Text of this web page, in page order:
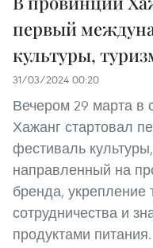
первый
культуры,
31/03/2024 00:20
Вечером 29 марта в
Хажанг стартовал
фестиваль
направленный на
бренда, укрепление
сотрудничества и
продуктами питания.